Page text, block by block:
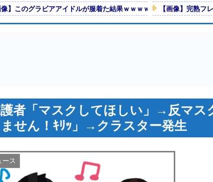
動画あり） NEW!
像】このグラビアアイドルが服着た結果ｗｗｗｗｗ
【画像】完熟フ
者「マスクしてほしい」→反マス
ません！ｷﾘｯ」→クラスター発生
ース